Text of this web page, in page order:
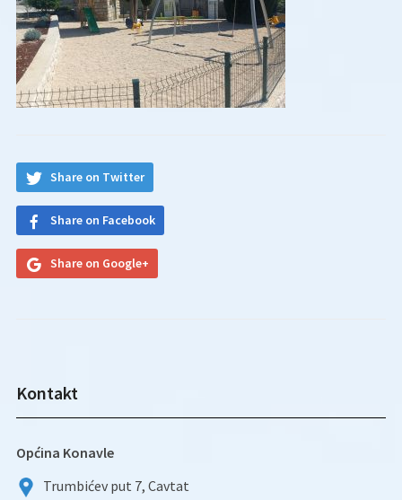
Share on Twitter
Share on Facebook
Share on Google+
Kontakt
Općina Konavle
Trumbićev put 7, Cavtat